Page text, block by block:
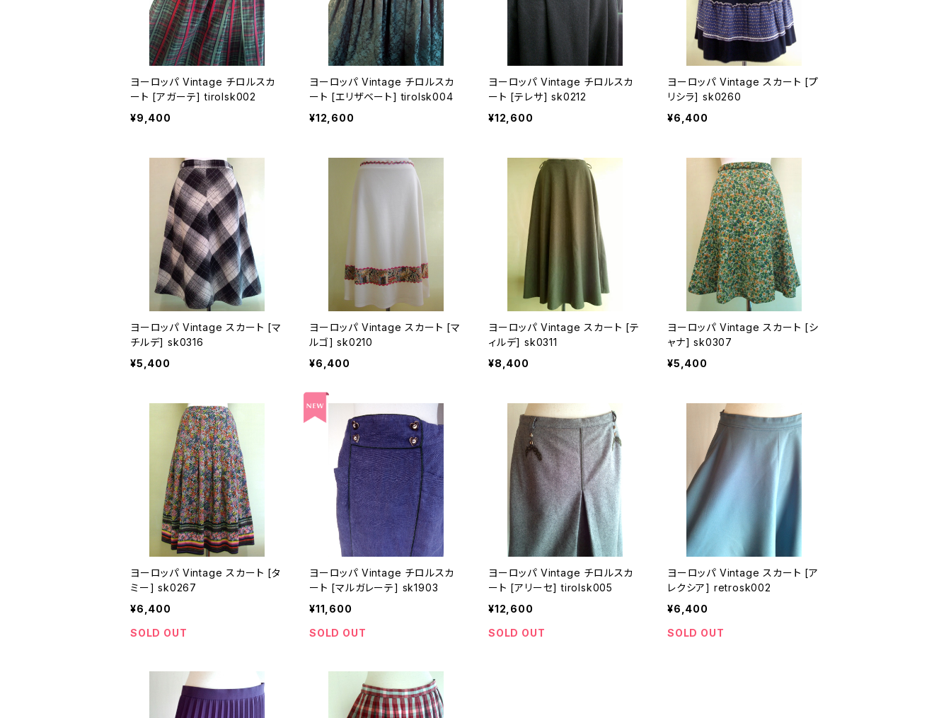
ヨーロッパ Vintage チロルスカ
ート [アガーテ] tirolsk002
¥9,400
ヨーロッパ Vintage チロルスカ
ート [エリザベート] tirolsk004
¥12,600
ヨーロッパ Vintage チロルスカ
ート [テレサ] sk0212
¥12,600
ヨーロッパ Vintage スカート [プ
リシラ] sk0260
¥6,400
ヨーロッパ Vintage スカート [マ
チルデ] sk0316
¥5,400
ヨーロッパ Vintage スカート [マ
ルゴ] sk0210
¥6,400
ヨーロッパ Vintage スカート [テ
ィルデ] sk0311
¥8,400
ヨーロッパ Vintage スカート [シ
ャナ] sk0307
¥5,400
ヨーロッパ Vintage スカート [タ
ミー] sk0267
¥6,400
SOLD OUT
ヨーロッパ Vintage チロルスカ
ート [マルガレーテ] sk1903
¥11,600
SOLD OUT
ヨーロッパ Vintage チロルスカ
ート [アリーセ] tirolsk005
¥12,600
SOLD OUT
ヨーロッパ Vintage スカート [ア
レクシア] retrosk002
¥6,400
SOLD OUT